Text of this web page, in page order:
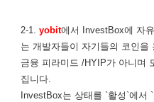
2-1.yobit에서 InvestBox에 자
는 개발자들이 자기들의 코인을
금융 피라미드 /HYIP가 아니며
집니다.
InvestBox는 상태를 `활성`에서